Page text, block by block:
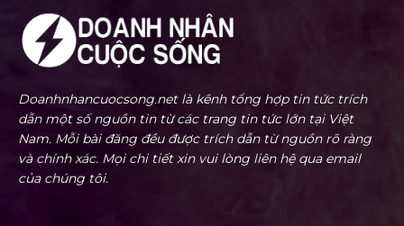
Doanhnhancuocsong.net là kênh tổng hợp tin tức trích
dẫn một số nguồn tin từ các trang tin tức lớn tại Việt
Nam. Mỗi bài đăng đều được trích dẫn từ nguồn rõ ràng
và chính xác. Mọi chi tiết xin vui lòng liên hệ qua email
của chúng tôi.